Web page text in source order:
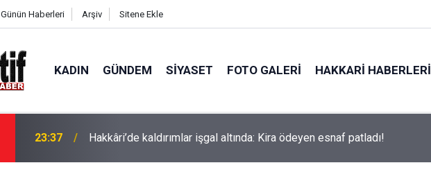
Günün Haberleri Arşiv Sitene Ekle
KADIN GÜNDEM SIYASET FOTO GALERI HAKKARI HABERLERI
23:37 Hakkâri’de kaldırımlar işgal altında: Kira ödeyen esnaf patladı!